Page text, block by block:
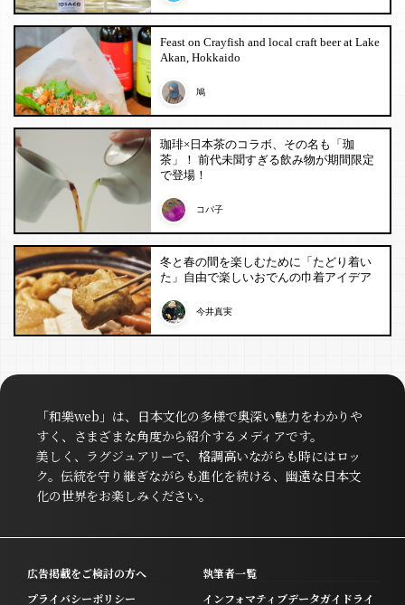
Feast on Crayfish and local craft beer at Lake
Akan, Hokkaido
鳩
珈琲×日本茶のコラボ、その名も「珈
茶」！ 前代未聞すぎる飲み物が期間限定
で登場！
コパ子
冬と春の間を楽しむために「たどり着い
た」自由で楽しいおでんの巾着アイデア
今井真実
「和樂web」は、日本文化の多様で奥深い魅力をわかりや
すく、さまざまな角度から紹介するメディアです。
美しく、ラグジュアリーで、格調高いながらも時にはロッ
ク。伝統を守り継ぎながらも進化を続ける、幽遠な日本文
化の世界をお楽しみください。
広告掲載をご検討の方へ
執筆者一覧
プライバシーポリシー
インフォマティブデータガイドライ